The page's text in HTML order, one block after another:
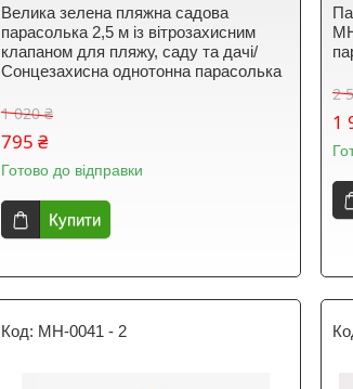
Велика зелена пляжна садова
парасолька 2,5 м із вітрозахисним
клапаном для пляжу, саду та дачі/
Сонцезахисна однотонна парасолька
1 020 ₴
795 ₴
Готово до відправки
Купити
2
1
MH-0041 - 2